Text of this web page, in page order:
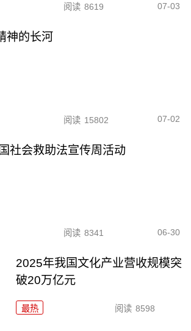
阅读 8619 07-03
神的长河
阅读 15802 07-02
社会救助法宣传周活动
阅读 8341 06-30
2025年我国文化产业营收规模突
破20万亿元
最热 阅读 8598